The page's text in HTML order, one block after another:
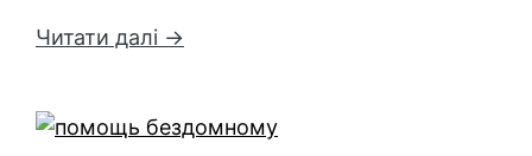
Читати далі →